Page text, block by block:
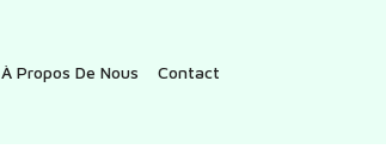
À Propos De Nous Contact